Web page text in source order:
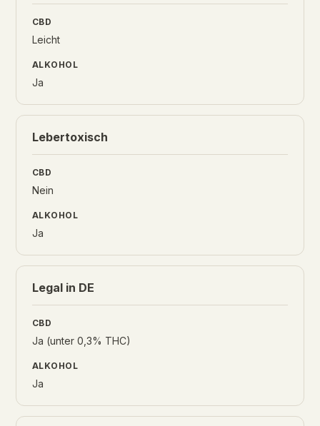
Leicht
Ja
Lebertoxisch
Nein
Ja
Legal in DE
Ja (unter 0,3% THC)
Ja